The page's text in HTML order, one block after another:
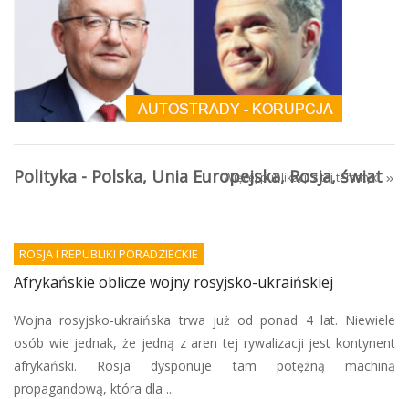
Polityka - Polska, Unia Europejska, Rosja, świat
Więcej publikacji z tej tematyki
ROSJA I REPUBLIKI PORADZIECKIE
Afrykańskie oblicze wojny rosyjsko-ukraińskiej
Wojna rosyjsko-ukraińska trwa już od ponad 4 lat. Niewiele
osób wie jednak, że jedną z aren tej rywalizacji jest kontynent
afrykański. Rosja dysponuje tam potężną machiną
propagandową, która dla ...